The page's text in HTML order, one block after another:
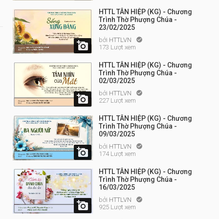

HTTL TÂN HIỆP (KG) - Chương
Trình Thờ Phượng Chúa -
23/02/2025
bởi HTTLVN 
173 Lượt xem

HTTL TÂN HIỆP (KG) - Chương
Trình Thờ Phượng Chúa -
02/03/2025
bởi HTTLVN 
227 Lượt xem

HTTL TÂN HIỆP (KG) - Chương
Trình Thờ Phượng Chúa -
09/03/2025
bởi HTTLVN 
174 Lượt xem

HTTL TÂN HIỆP (KG) - Chương
Trình Thờ Phượng Chúa -
16/03/2025
bởi HTTLVN 
925 Lượt xem